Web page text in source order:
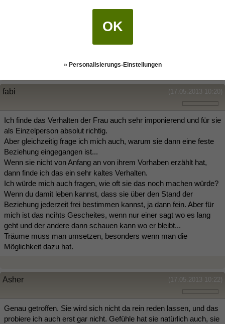
Eindruck, als ob sie sich da weiter in ihr Vorhaben hineinreden
(17.05.2013 10:20)
fabi
Ich finde das Verhalten der Frau auch sehr imponierend und für sie
als Einzelperson absolut richtig.
Aber gleichzeitig frage ich mich auch, warum sie dann eine feste
Beziehung eingegangen ist...
Wenn sie nicht von Anfang an von ihrem Vorhaben erzählt hat,
dann finde ich das ein sehr kaltes Verhalten.
Ich würde mich auch fragen, wie oft sie das noch machen würde?
Wenn du damit leben kannst, dass sie über den Stand der
Beziehung jederzeit frei bestimmen kannst, ja dann fein. Aber für
mich ist das ncihts Gescheites, wenn nur einer sagt wo es lang
geht und der andere dann schauen kann wo er bleibt...
Träume muss man umsetzen, besonders wenn man die
Möglichkeit dazu hat.
(17.05.2013 10:22)
Asher
Genau getroffen. Sie wird sich nicht da rein reden lassen, und das
probiere ich auch erst gar nicht. Gefühle hat sie natürlich auch, sie
OK
» Personalisierungs-Einstellungen